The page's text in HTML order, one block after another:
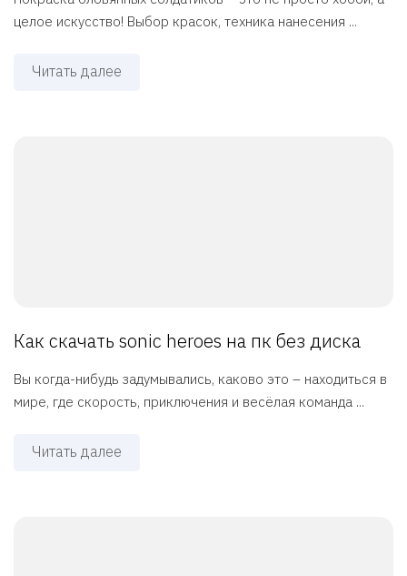
целое искусство! Выбор красок, техника нанесения ...
Читать далее
Как скачать sonic heroes на пк без диска
Вы когда-нибудь задумывались, каково это – находиться в
мире, где скорость, приключения и весёлая команда ...
Читать далее